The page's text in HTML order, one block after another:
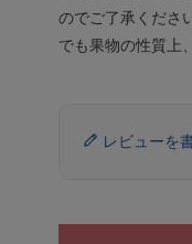
のでご了承くださ
でも果物の性質上
レビューを